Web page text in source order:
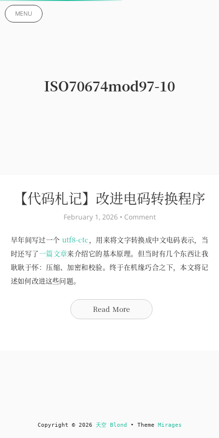
MENU
ISO70674mod97-10
【代码札记】改进电码转换程序
February 1, 2026 • Comment
早年间写过一个 utf8-ctc，用来将文字转换成中文电码表示，当
时还写了一篇文章来介绍它的基本原理。但当时有几个东西让我
耿耿于怀：压缩、加密和校验。终于在机缘巧合之下，本文将记
述如何改进这些问题。
Read More
Copyright © 2026 天空 Blond • Theme Mirages